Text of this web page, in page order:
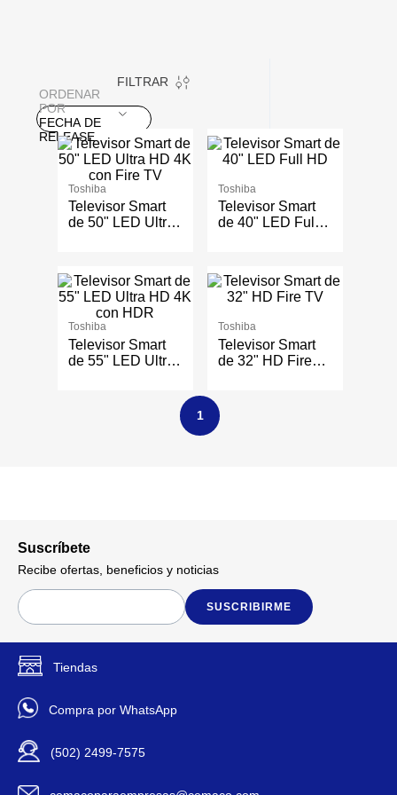
FILTRAR
ORDENAR
POR
FECHA DE
RELEASE
Toshiba
Televisor Smart
de 50" LED Ultra
Toshiba
Televisor Smart
de 40" LED Full
Toshiba
Televisor Smart
de 55" LED Ultra
Toshiba
Televisor Smart
de 32" HD Fire
1
Suscríbete
Recibe ofertas, beneficios y noticias
SUSCRIBIRME
Tiendas
Compra por WhatsApp
(502) 2499-7575